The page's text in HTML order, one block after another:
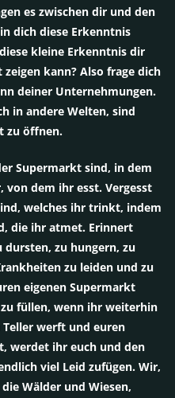
es zwischen dir und den
dich diese Erkenntnis
kleine Erkenntnis dir
kann? Also frage dich
deiner Unternehmungen.
in andere Welten, sind
zu öffnen.
Supermarkt sind, in dem
von dem ihr esst. Vergesst
welches ihr trinkt, indem
die ihr atmet. Erinnert
dursten, zu hungern, zu
zu leiden und zu
eigenen Supermarkt
füllen, wenn ihr weiterhin
werft und euren
werdet ihr euch und den
viel Leid zufügen. Wir,
Wälder und Wiesen,